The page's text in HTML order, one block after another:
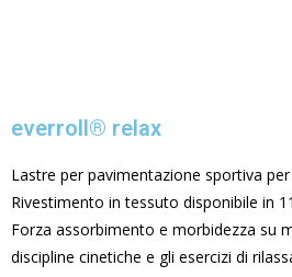
everroll® relax
Lastre per pavimentazione sportiva
Rivestimento in tessuto disponibile in
Forza assorbimento e morbidezza su
discipline cinetiche e gli esercizi di